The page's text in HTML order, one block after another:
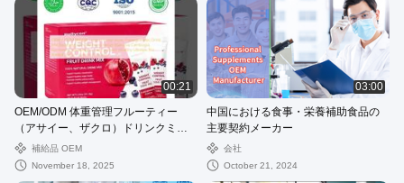
ベル、OEM 利用可能、工場出荷時の
価格
00:21
OEM/ODM 体重管理フルーティー
（アサイー、ザクロ）ドリンクミッ
クス飲料、スリミングハーブ（ガル
シニアカンボジア、ギムネマシルベ
補給品 OEM
November 18, 2025
03:00
中国における食事・栄養補助食品の
主要契約メーカー
会社
October 21, 2024